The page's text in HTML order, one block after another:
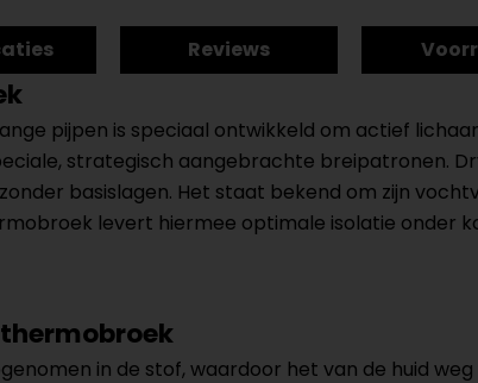
Reviews
pijpen is speciaal ontwikkeld om actief
strategisch aangebrachte breipatronen.
basislagen. Het staat bekend om zijn
levert hiermee optimale isolatie onder
thermobroek
in de stof, waardoor het van de huid